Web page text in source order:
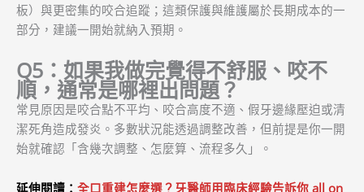
板）與更密集的咬合追蹤；這類保護與維護屬於長期成本的一
部分，建議一開始就納入預期。
Q5：如果我做完覺得不舒服、咬不
順，通常是哪裡出問題？
常見原因是咬合點不平均、咬合高度不適、假牙邊緣壓迫或清
潔死角造成發炎。多數狀況能透過調整改善，但前提是你一開
始就確認「含幾次調整、怎麼算、流程多久」。
延伸閱讀： 全口重建怎麼選？牙醫師用臨床經驗告訴你 all on